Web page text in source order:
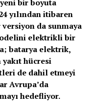
bir boyuta
yılından itibaren
da sunmaya
elektrikli bir
batarya elektrik,
hücresi
de dahil etmeyi
Avrupa’da
hedefliyor.